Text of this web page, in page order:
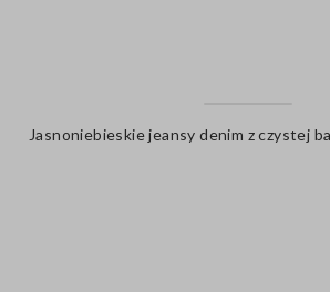
Jasnoniebieskie jeansy denim z czystej